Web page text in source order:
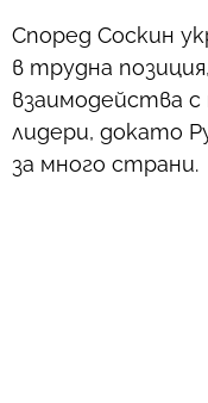
Според Соскин
в трудна
взаимодейства
лидери, докато
за много страни.